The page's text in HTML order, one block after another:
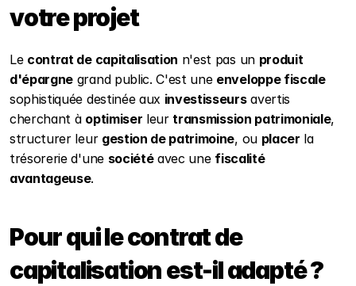
votre projet
Le contrat de capitalisation n'est pas un produit
d'épargne grand public. C'est une enveloppe fiscale
sophistiquée destinée aux investisseurs avertis
cherchant à optimiser leur transmission patrimoniale,
structurer leur gestion de patrimoine, ou placer la
trésorerie d'une société avec une fiscalité
avantageuse.
Pour qui le contrat de
capitalisation est-il adapté ?